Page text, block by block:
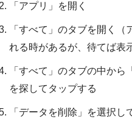
「アプリ」を開く
「すべて」のタブを開く
れる時があるが、待てば表
「すべて」のタブの中から
を探してタップする
「データを削除」を選択し